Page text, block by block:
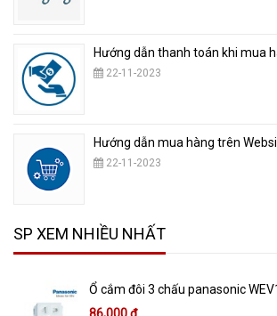
Hướng dẫn thanh toán khi mua
22-11-2023
Hướng dẫn mua hàng trên
22-11-2023
SP XEM NHIỀU NHẤT
Ổ cắm đôi 3 chấu panasonic